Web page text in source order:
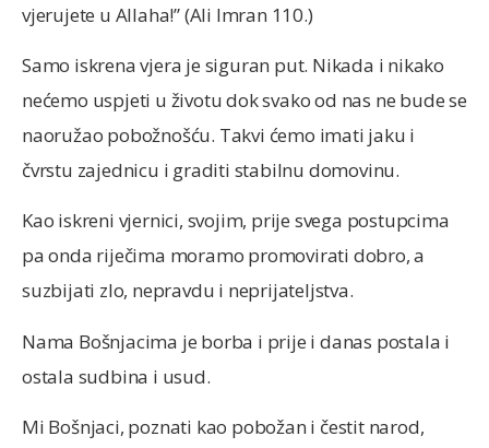
vjerujete u Allaha!” (Ali Imran 110.)
Samo iskrena vjera je siguran put. Nikada i nikako
nećemo uspjeti u životu dok svako od nas ne bude se
naoružao pobožnošću. Takvi ćemo imati jaku i
čvrstu zajednicu i graditi stabilnu domovinu.
Kao iskreni vjernici, svojim, prije svega postupcima
pa onda riječima moramo promovirati dobro, a
suzbijati zlo, nepravdu i neprijateljstva.
Nama Bošnjacima je borba i prije i danas postala i
ostala sudbina i usud.
Mi Bošnjaci, poznati kao pobožan i čestit narod,